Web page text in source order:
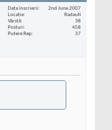
Data înscrierii
2nd June 2007
Locaţie
Radauti
Vârstă
38
Posturi
458
Putere Rep
37